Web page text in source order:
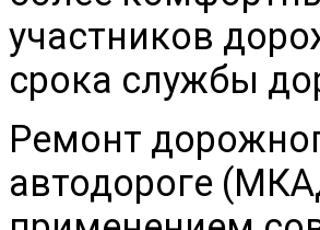
участников
срока службы
Ремонт
автодороге